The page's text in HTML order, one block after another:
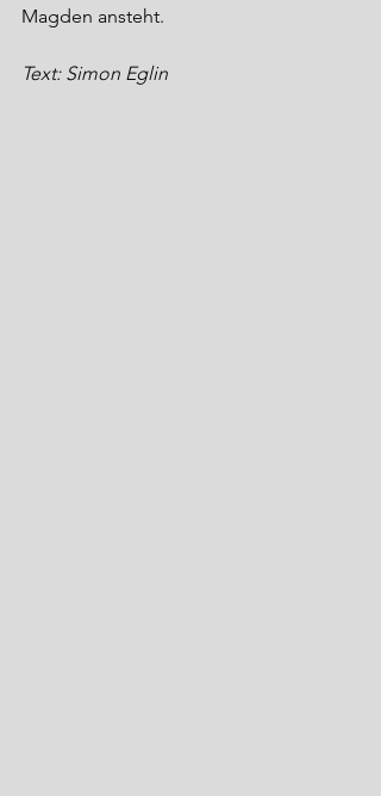
Magden ansteht.
Text: Simon Eglin